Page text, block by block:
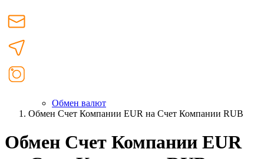
Обмен валют
Обмен Счет Компании EUR на Счет Компании RUB
Обмен Счет Компании EUR